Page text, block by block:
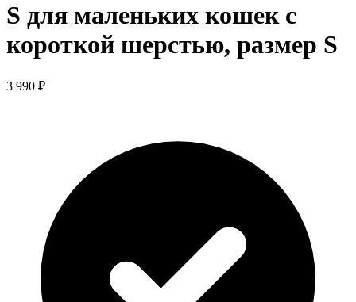
S для маленьких кошек c
короткой шерстью, размер S
3 990 ₽